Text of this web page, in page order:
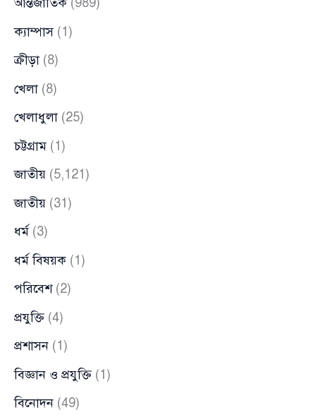
ক্যাম্পাস(1)
ক্রীড়া (8)
খেলা (8)
খেলাধুলা (25)
চট্টগ্রাম (1)
জাতীয় (5,121)
জাতীয় (31)
ধর্ম (3)
ধর্ম বিষয়ক (1)
পরিবেশ(2)
প্রযুক্তি (4)
প্রশাসন (1)
বিজ্ঞান ও প্রযুক্তি (1)
বিনোদন (49)